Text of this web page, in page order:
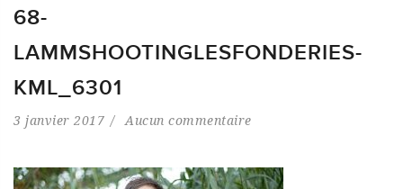
68-
LAMMSHOOTINGLESFONDERIES-
KML_6301
3 janvier 2017 Aucun commentaire